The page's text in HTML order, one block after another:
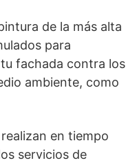
de la más alta
para
fachada contra los
ambiente, como
en tiempo
servicios de